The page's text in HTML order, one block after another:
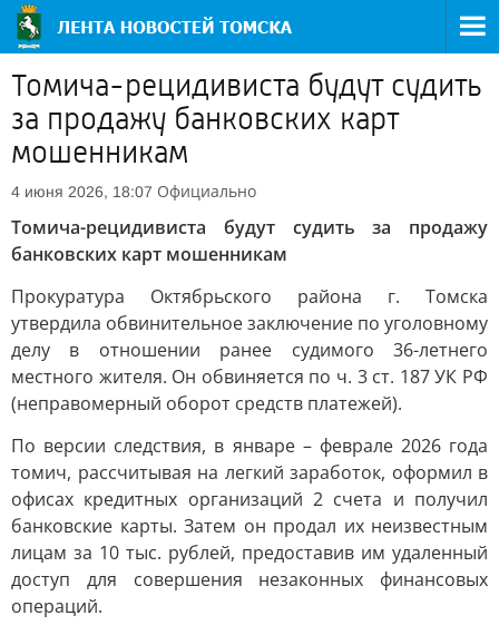
Томича-рецидивиста будут судить
за продажу банковских карт
мошенникам
4 июня 2026, 18:07 Официально
Томича-рецидивиста будут судить за продажу
банковских карт мошенникам
Прокуратура Октябрьского района г. Томска
утвердила обвинительное заключение по уголовному
делу в отношении ранее судимого 36-летнего
местного жителя. Он обвиняется по ч. 3 ст. 187 УК РФ
(неправомерный оборот средств платежей).
По версии следствия, в январе – феврале 2026 года
томич, рассчитывая на легкий заработок, оформил в
офисах кредитных организаций 2 счета и получил
банковские карты. Затем он продал их неизвестным
лицам за 10 тыс. рублей, предоставив им удаленный
доступ для совершения незаконных финансовых
операций.